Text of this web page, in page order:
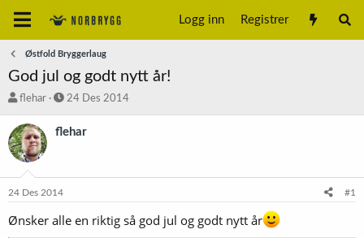
Logg inn Registrer
Østfold Bryggerlaug
God jul og godt nytt år!
T
å
d
s
flehar
S
a
24 Des 2014
flehar
24 Des 2014 #1
Ønsker alle en riktig så god jul og godt nytt år